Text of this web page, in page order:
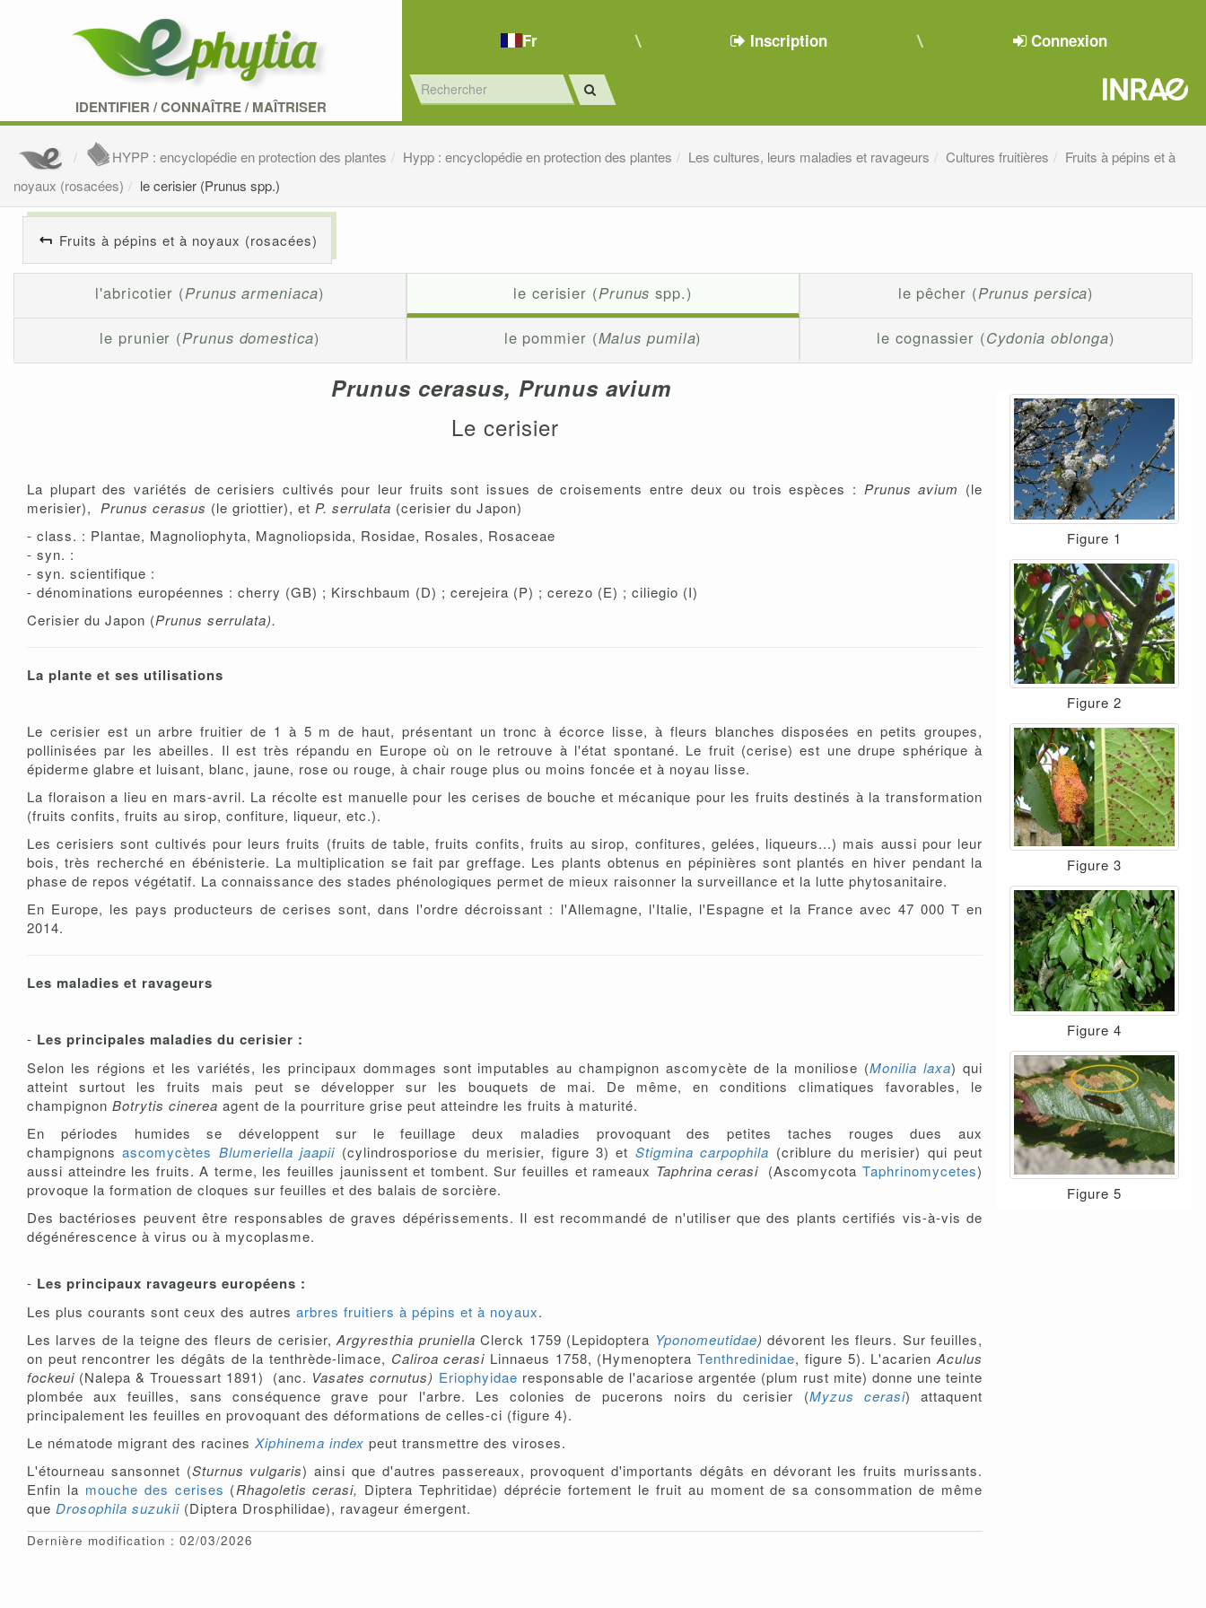
IDENTIFIER /CONNAÎTRE/MAÎTRISER
Fr Inscription Connexion
HYPP : encyclopédie en protection des plantes Hypp : encyclopédie en protection des plantes Les cultures, leurs maladies et ravageurs Cultures fruitières
Fruits à pépins et à
noyaux (rosacées)
le cerisier (Prunus spp.)
Fruits à pépins et à noyaux (rosacées)
l'abricotier (Prunus armeniaca) le cerisier (Prunus spp.) le pêcher (Prunus persica)
le prunier (Prunus domestica) le pommier (Malus pumila) le cognassier (Cydonia oblonga)
Prunus cerasus, Prunus avium
Le cerisier
La plupart des variétés de cerisiers cultivés pour leur fruits sont issues de croisements entre deux ou trois espèces : Prunus avium (le
merisier), Prunus cerasus (le griottier), et P. serrulata (cerisier du Japon)
- class. : Plantae, Magnoliophyta, Magnoliopsida, Rosidae, Rosales, Rosaceae
- syn. :
- syn. scientifique :
- dénominations européennes : cherry (GB) ; Kirschbaum (D) ; cerejeira (P) ; cerezo (E) ; ciliegio (I)
Cerisier du Japon (Prunus serrulata).
La plante et ses utilisations
Le cerisier est un arbre fruitier de 1 à 5 m de haut, présentant un tronc à écorce lisse, à fleurs blanches disposées en petits groupes,
pollinisées par les abeilles. Il est très répandu en Europe où on le retrouve à l'état spontané. Le fruit (cerise) est une drupe sphérique à
épiderme glabre et luisant, blanc, jaune, rose ou rouge, à chair rouge plus ou moins foncée et à noyau lisse.
La floraison a lieu en mars-avril. La récolte est manuelle pour les cerises de bouche et mécanique pour les fruits destinés à la transformation
(fruits confits, fruits au sirop, confiture, liqueur, etc.).
Les cerisiers sont cultivés pour leurs fruits (fruits de table, fruits confits, fruits au sirop, confitures, gelées, liqueurs...) mais aussi pour leur
bois, très recherché en ébénisterie. La multiplication se fait par greffage. Les plants obtenus en pépinières sont plantés en hiver pendant la
phase de repos végétatif. La connaissance des stades phénologiques permet de mieux raisonner la surveillance et la lutte phytosanitaire.
En Europe, les pays producteurs de cerises sont, dans l'ordre décroissant : l'Allemagne, l'Italie, l'Espagne et la France avec 47 000 T en
2014.
Les maladies et ravageurs
- Les principales maladies du cerisier :
Selon les régions et les variétés, les principaux dommages sont imputables au champignon ascomycète de la moniliose (Monilia laxa) qui
atteint surtout les fruits mais peut se développer sur les bouquets de mai. De même, en conditions climatiques favorables, le
champignon Botrytis cinerea agent de la pourriture grise peut atteindre les fruits à maturité.
En périodes humides se développent sur le feuillage deux maladies provoquant des petites taches rouges dues aux
champignonsascomycètes Blumeriella jaapii (cylindrosporiose du merisier, figure 3) et Stigmina carpophila (criblure du merisier) qui peut
aussi atteindre les fruits. A terme, les feuilles jaunissent et tombent. Sur feuilles et rameaux Taphrina cerasi (AscomycotaTaphrinomycetes)
provoque la formation de cloques sur feuilles et des balais de sorcière.
Des bactérioses peuvent être responsables de graves dépérissements. Il est recommandé de n'utiliser que des plants certifiés vis-à-vis de
dégénérescence à virus ou à mycoplasme.
- Les principaux ravageurs européens :
Les plus courants sont ceux des autres arbres fruitiers à pépins et à noyaux.
Les larves de la teigne des fleurs de cerisier,Argyresthia pruniella Clerck 1759 (Lepidoptera Yponomeutidae)dévorent les fleurs. Sur feuilles,
on peut rencontrer les dégâts de la tenthrède-limace, Caliroa cerasi Linnaeus 1758, (HymenopteraTenthredinidae, figure 5). L'acarienAculus
fockeui (Nalepa & Trouessart 1891) (anc. Vasates cornutus) Eriophyidae responsable de l'acariose argentée (plum rust mite) donne une teinte
plombée aux feuilles, sans conséquence grave pour l'arbre. Les colonies de pucerons noirs du cerisier (Myzus cerasi) attaquent
principalement les feuilles en provoquant des déformations de celles-ci (figure 4).
Le nématode migrant des racines Xiphinema index peut transmettre des viroses.
L'étourneau sansonnet (Sturnus vulgaris) ainsi que d'autres passereaux, provoquent d'importants dégâts en dévorant les fruits murissants.
Enfin la mouche des cerises (Rhagoletis cerasi, Diptera Tephritidae) déprécie fortement le fruit au moment de sa consommation de même
que Drosophila suzukii (Diptera Drosphilidae), ravageur émergent.
Dernière modification : 02/03/2026
Figure 1
Figure 2
Figure 3
Figure 4
Figure 5